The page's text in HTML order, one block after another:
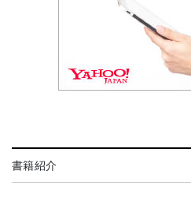
書籍紹介